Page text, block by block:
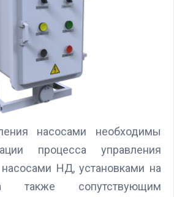
насосами необходимы
процесса управления
НД, установками на
сопутствующим